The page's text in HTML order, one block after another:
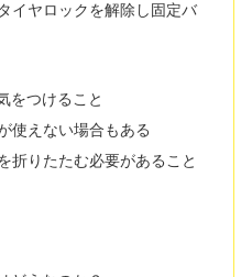
イヤロックを解除し固定バ
をつけること
使えない場合もある
折りたたむ必要があること